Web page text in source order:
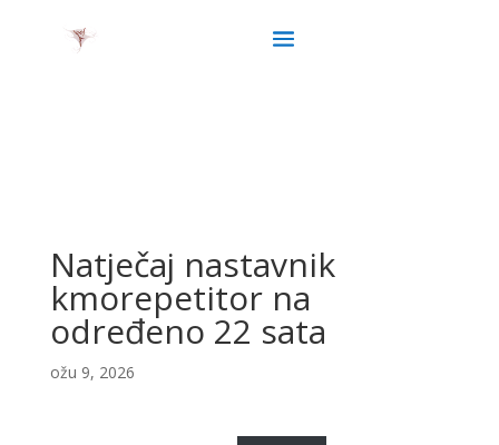
Natječaj nastavnik
kmorepetitor na
određeno 22 sata
ožu 9, 2026